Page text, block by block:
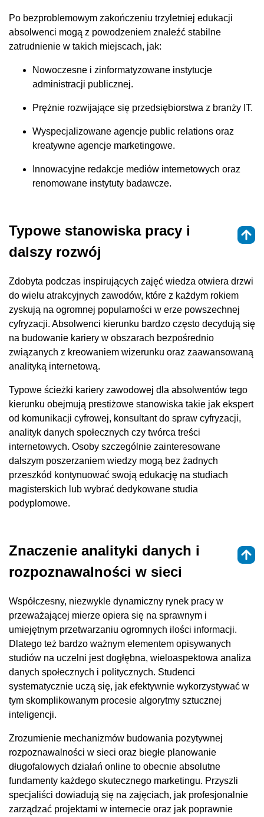
Po bezproblemowym zakończeniu trzyletniej edukacji
absolwenci mogą z powodzeniem znaleźć stabilne
zatrudnienie w takich miejscach, jak:
Nowoczesne i zinformatyzowane instytucje
administracji publicznej.
Prężnie rozwijające się przedsiębiorstwa z branży IT.
Wyspecjalizowane agencje public relations oraz
kreatywne agencje marketingowe.
Innowacyjne redakcje mediów internetowych oraz
renomowane instytuty badawcze.
Typowe stanowiska pracy i
dalszy rozwój
Zdobyta podczas inspirujących zajęć wiedza otwiera drzwi
do wielu atrakcyjnych zawodów, które z każdym rokiem
zyskują na ogromnej popularności w erze powszechnej
cyfryzacji. Absolwenci kierunku bardzo często decydują się
na budowanie kariery w obszarach bezpośrednio
związanych z kreowaniem wizerunku oraz zaawansowaną
analityką internetową.
Typowe ścieżki kariery zawodowej dla absolwentów tego
kierunku obejmują prestiżowe stanowiska takie jak ekspert
od komunikacji cyfrowej, konsultant do spraw cyfryzacji,
analityk danych społecznych czy twórca treści
internetowych. Osoby szczególnie zainteresowane
dalszym poszerzaniem wiedzy mogą bez żadnych
przeszkód kontynuować swoją edukację na studiach
magisterskich lub wybrać dedykowane studia
podyplomowe.
Znaczenie analityki danych i
rozpoznawalności w sieci
Współczesny, niezwykle dynamiczny rynek pracy w
przeważającej mierze opiera się na sprawnym i
umiejętnym przetwarzaniu ogromnych ilości informacji.
Dlatego też bardzo ważnym elementem opisywanych
studiów na uczelni jest dogłębna, wieloaspektowa analiza
danych społecznych i politycznych. Studenci
systematycznie uczą się, jak efektywnie wykorzystywać w
tym skomplikowanym procesie algorytmy sztucznej
inteligencji.
Zrozumienie mechanizmów budowania pozytywnej
rozpoznawalności w sieci oraz biegłe planowanie
długofalowych działań online to obecnie absolutne
fundamenty każdego skutecznego marketingu. Przyszli
specjaliści dowiadują się na zajęciach, jak profesjonalnie
zarządzać projektami w internecie oraz jak poprawnie